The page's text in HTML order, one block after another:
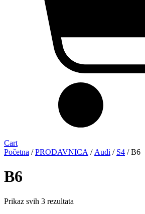
Cart
Početna /PRODAVNICA / Audi / S4 / B6
B6
Prikaz svih 3 rezultata